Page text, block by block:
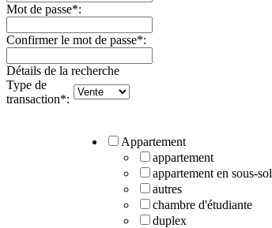
Mot de passe*:
Confirmer le mot de passe*:
Détails de la recherche
Type de
transaction*:
Appartement
appartement
appartement en sous-sol
autres
chambre d'étudiante
duplex